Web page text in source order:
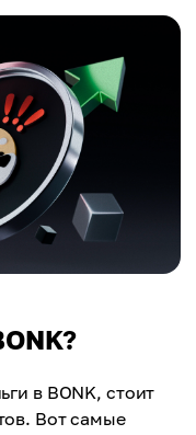
в BONK, стоит
Вот самые